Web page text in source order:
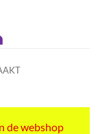
de webshop